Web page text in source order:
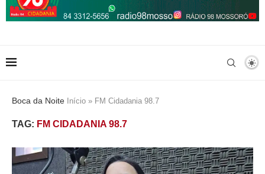
Boca da Noite Início » FM Cidadania 98.7
TAG: FM CIDADANIA 98.7